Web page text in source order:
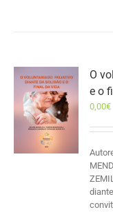
O
e o
0,00€